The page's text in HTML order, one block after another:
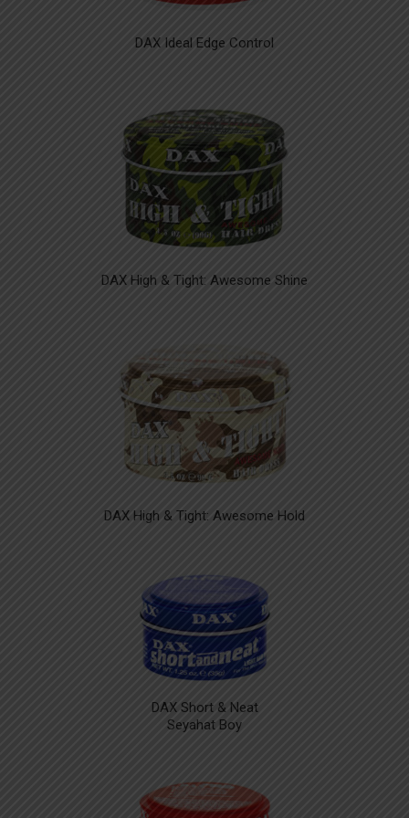
DAX Ideal Edge Control
DAX High & Tight: Awesome Shine
DAX High & Tight: Awesome Hold
DAX Short & Neat
Seyahat Boy